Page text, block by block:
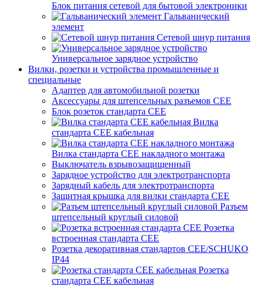
Блок питания сетевой для бытовой электроники
Гальванический
элемент
Сетевой шнур питания
Универсальное зарядное устройство
Вилки, розетки и устройства промышленные и
специальные
Адаптер для автомобильной розетки
Аксессуары для штепсельных разъемов CEE
Блок розеток стандарта CEE
Вилка
стандарта CEE кабельная
Вилка стандарта CEE накладного монтажа
Выключатель взрывозащищенный
Зарядное устройство для электротранспорта
Зарядный кабель для электротранспорта
Защитная крышка для вилки стандарта CEE
Разъем
штепсельный круглый силовой
Розетка
встроенная стандарта CEE
Розетка декоративная стандартов CEE/SCHUKO
IP44
Розетка
стандарта СЕЕ кабельная